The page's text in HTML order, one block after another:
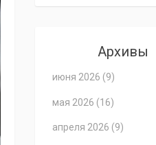
Архивы
июня 2026 (9)
мая 2026 (16)
апреля 2026 (9)